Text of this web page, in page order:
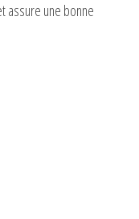
assure une bonne